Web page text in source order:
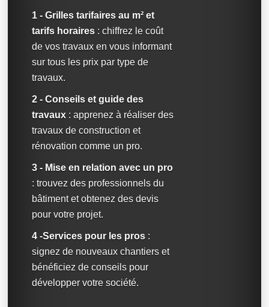
1 - Grilles tarifaires au m² et
tarifs horaires : chiffrez le coût
de vos travaux en vous informant
sur tous les prix par type de
travaux.
2 - Conseils et guide des
travaux : apprenez à réaliser des
travaux de construction et
rénovation comme un pro.
3 - Mise en relation avec un pro
: trouvez des professionnels du
bâtiment et obtenez des devis
pour votre projet.
4 -Services pour les pros :
signez de nouveaux chantiers et
bénéficiez de conseils pour
développer votre société.